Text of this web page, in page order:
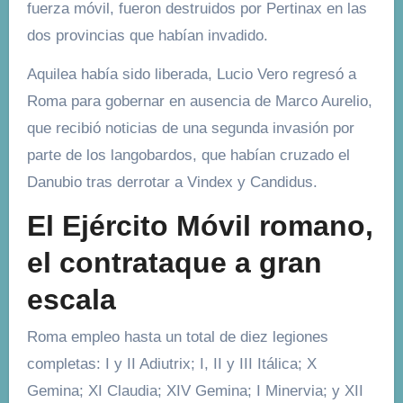
fuerza móvil, fueron destruidos por Pertinax en las
dos provincias que habían invadido.
Aquilea había sido liberada, Lucio Vero regresó a
Roma para gobernar en ausencia de Marco Aurelio,
que recibió noticias de una segunda invasión por
parte de los langobardos, que habían cruzado el
Danubio tras derrotar a Vindex y Candidus.
El Ejército Móvil romano,
el contrataque a gran
escala
Roma empleo hasta un total de diez legiones
completas: I y II Adiutrix; I, II y III Itálica; X
Gemina; XI Claudia; XIV Gemina; I Minervia; y XII